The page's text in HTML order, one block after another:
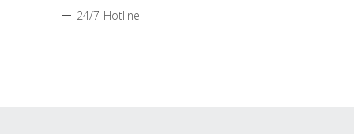
24/7-Hotline